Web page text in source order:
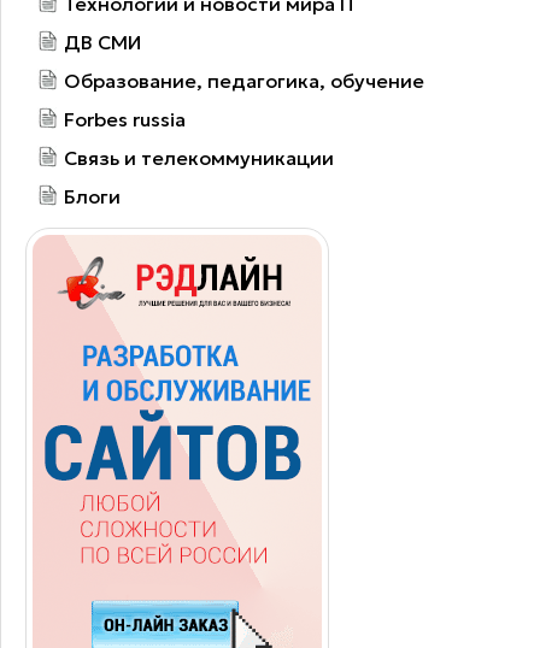
ДВ СМИ
Образование, педагогика, обучение
Forbes russia
Связь и телекоммуникации
Блоги